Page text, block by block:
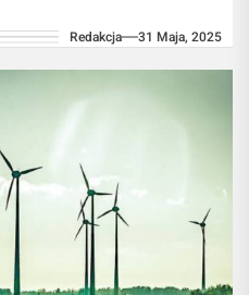
struktury
Redakcja 31 Maja, 2025